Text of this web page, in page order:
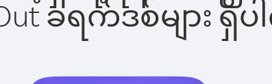
ခရက်ဒစ်များ